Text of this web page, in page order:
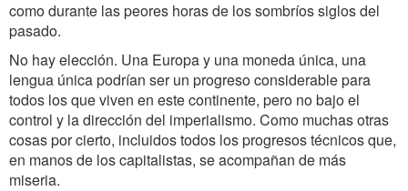
como durante las peores horas de los sombríos siglos del
pasado.
No hay elección. Una Europa y una moneda única, una
lengua única podrían ser un progreso considerable para
todos los que viven en este continente, pero no bajo el
control y la dirección del imperialismo. Como muchas otras
cosas por cierto, incluidos todos los progresos técnicos que,
en manos de los capitalistas, se acompañan de más
miseria.